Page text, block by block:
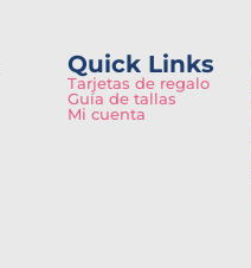
Quick Links
Tarjetas de regalo
Guía de tallas
Mi cuenta